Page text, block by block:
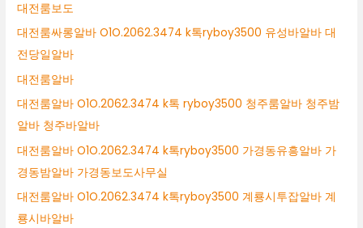
대전룸보도
대전룸싸롱알바 O1O.2062.3474 k톡ryboy3500 유성바알바 대
전당일알바
대전룸알바
대전룸알바 O1O.2062.3474 k톡 ryboy3500 청주룸알바 청주밤
알바 청주바알바
대전룸알바 O1O.2062.3474 k톡ryboy3500 가경동유흥알바 가
경동밤알바 가경동보도사무실
대전룸알바 O1O.2062.3474 k톡ryboy3500 계룡시투잡알바 계
룡시바알바